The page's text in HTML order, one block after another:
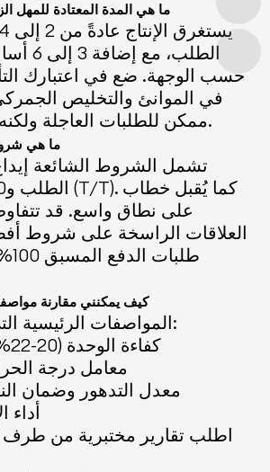
6. ما هي المدة المعتادة للمهل
الطلب،
حسب الوجهة. ضع في اعتبارك
في الموانئ والتخليص
ممكن للطلبات العاجلة ولكنه أكثر تكلفة بكثير.
7. ما هي
العلاقات الراسخة على شروط
8. كيف يمكنني مقارنة
المواصفات الرئيسية التي يجب مراجعتها:
كفاءة الوحدة (20-22% للألواح الحديثة)
معامل درجة
معدل التدهور وضمان الناتج
أداء
اطلب تقارير مختبرية من